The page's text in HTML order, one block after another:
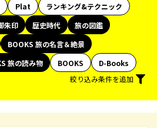
Plat
ランキング&テクニック
朱印 歴史時代
旅の図鑑
BOOKS 旅の名言＆絶景
旅の読み物 BOOKS
D-Books
絞り込み条件を追加